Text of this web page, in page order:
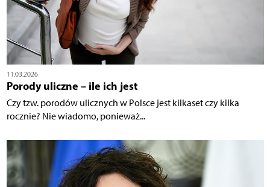
11.03.2026
Porody uliczne – ile ich jest
Czy tzw. porodów ulicznych w Polsce jest kilkaset czy kilka
rocznie? Nie wiadomo, ponieważ...